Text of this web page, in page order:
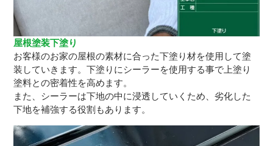
屋根塗装下塗り
お客様のお家の屋根の素材に合った下塗り材を使用して塗
装していきます。下塗りにシーラーを使用する事で上塗り
塗料との密着性を高めます。
また、シーラーは下地の中に浸透していくため、劣化した
下地を補強する役割もあります。